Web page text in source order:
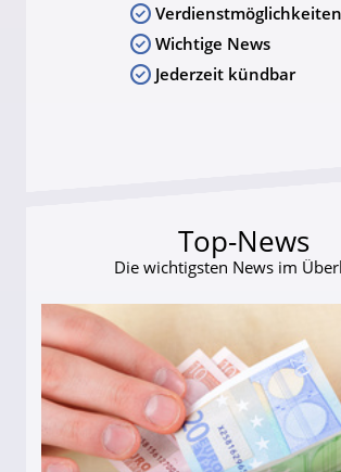
Verdienstmöglichkeiten
Wichtige News
Jederzeit kündbar
Top-News
Die wichtigsten News im